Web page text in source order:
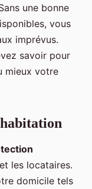
une bonne
vous
imprévus.
savoir pour
mieux votre
les locataires.
domicile tels